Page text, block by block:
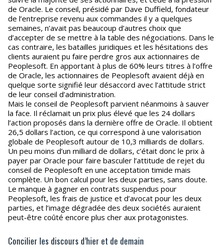
de Oracle. Le conseil, présidé par Dave Duffield, fondateur
de l’entreprise revenu aux commandes il y a quelques
semaines, n’avait pas beaucoup d’autres choix que
d’accepter de se mettre à la table des négociations. Dans le
cas contraire, les batailles juridiques et les hésitations des
clients auraient pu faire perdre gros aux actionnaires de
Peoplesoft. En apportant à plus de 60% leurs titres à l’offre
de Oracle, les actionnaires de Peoplesoft avaient déjà en
quelque sorte signifié leur désaccord avec l’attitude strict
de leur conseil d’administration.
Mais le conseil de Peoplesoft parvient néanmoins à sauver
la face. Il réclamait un prix plus élevé que les 24 dollars
l’action proposés dans la dernière offre de Oracle. Il obtient
26,5 dollars l’action, ce qui correspond à une valorisation
globale de Peoplesoft autour de 10,3 milliards de dollars.
Un peu moins d’un milliard de dollars, c’était donc le prix à
payer par Oracle pour faire basculer l’attitude de rejet du
conseil de Peoplesoft en une acceptation timide mais
complète. Un bon calcul pour les deux parties, sans doute.
Le manque à gagner en contrats suspendus pour
Peoplesoft, les frais de justice et d’avocat pour les deux
parties, et l’image dégradée des deux sociétés auraient
peut-être coûté encore plus cher aux protagonistes.
Concilier les discours d’hier et de demain